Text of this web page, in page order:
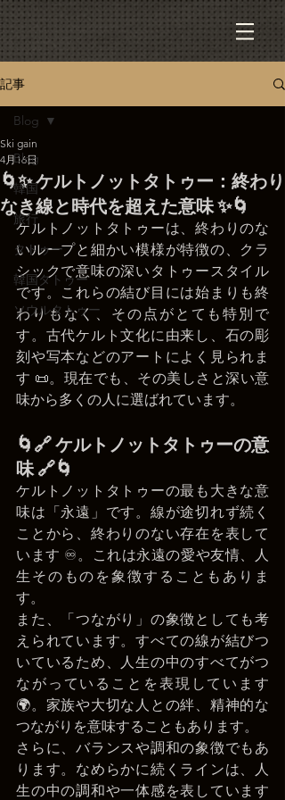
記事
Blog
韓国
旅行
タトゥー
韓国タトゥー
ソウルタトゥー
Blog
🌀✨ ケルトノットタトゥー：終わり
なき線と時代を超えた意味 ✨🌀
Ski gain
4月16日
ケルトノットタトゥーは、終わりのな
いループと細かい模様が特徴の、クラ
シックで意味の深いタトゥースタイル
です。これらの結び目には始まりも終
わりもなく、その点がとても特別で
す。古代ケルト文化に由来し、石の彫
刻や写本などのアートによく見られま
す 📜。現在でも、その美しさと深い意
味から多くの人に選ばれています。
🌀🔗 ケルトノットタトゥーの意
味 🔗🌀
ケルトノットタトゥーの最も大きな意
味は「永遠」です。線が途切れず続く
ことから、終わりのない存在を表して
います ♾️。これは永遠の愛や友情、人
生そのものを象徴することもありま
す。
また、「つながり」の象徴としても考
えられています。すべての線が結びつ
いているため、人生の中のすべてがつ
ながっていることを表現しています
🌍。家族や大切な人との絆、精神的な
つながりを意味することもあります。
さらに、バランスや調和の象徴でもあ
ります。なめらかに続くラインは、人
生の中の調和や一体感を表しています